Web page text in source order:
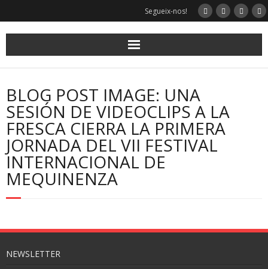
Segueix-nos!
BLOG POST IMAGE: UNA
SESIÓN DE VIDEOCLIPS A LA
FRESCA CIERRA LA PRIMERA
JORNADA DEL VII FESTIVAL
INTERNACIONAL DE
MEQUINENZA
NEWSLETTER